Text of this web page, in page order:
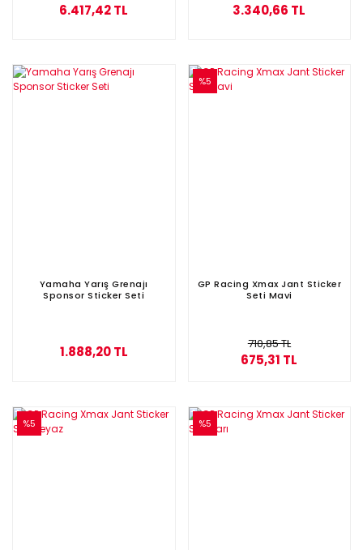
6.417,42 TL 3.340,66 TL
Yamaha Yarış Grenajı
Sponsor Sticker Seti
1.888,20 TL
%5
GP Racing Xmax Jant Sticker
Seti Mavi
710,85 TL
675,31 TL
%5 %5